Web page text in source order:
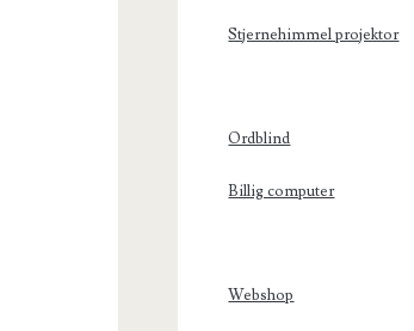
Stjernehimmel projektor
Ordblind
Billig computer
Webshop